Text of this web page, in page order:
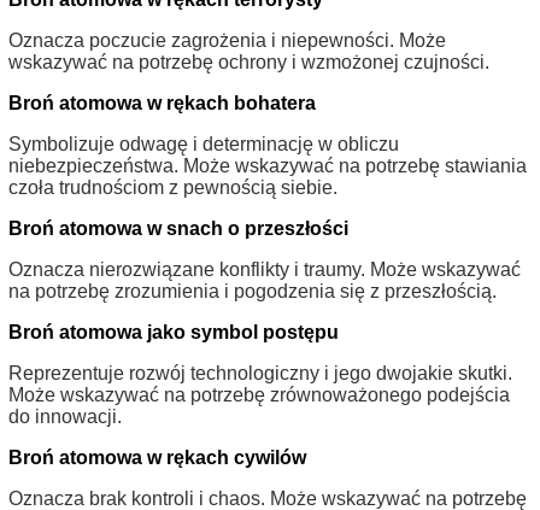
Oznacza poczucie zagrożenia i niepewności. Może
wskazywać na potrzebę ochrony i wzmożonej czujności.
Broń atomowa w rękach bohatera
Symbolizuje odwagę i determinację w obliczu
niebezpieczeństwa. Może wskazywać na potrzebę stawiania
czoła trudnościom z pewnością siebie.
Broń atomowa w snach o przeszłości
Oznacza nierozwiązane konflikty i traumy. Może wskazywać
na potrzebę zrozumienia i pogodzenia się z przeszłością.
Broń atomowa jako symbol postępu
Reprezentuje rozwój technologiczny i jego dwojakie skutki.
Może wskazywać na potrzebę zrównoważonego podejścia
do innowacji.
Broń atomowa w rękach cywilów
Oznacza brak kontroli i chaos. Może wskazywać na potrzebę